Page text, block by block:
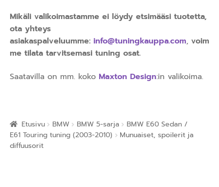
Mikäli valikoimastamme ei löydy etsimääsi tuotetta,
ota yhteys
asiakaspalveluumme: info@tuningkauppa.com, voim
me tilata tarvitsemasi tuning osat.
Saatavilla on mm. koko Maxton Design:in valikoima.
Etusivu BMW BMW 5-sarja
BMW E60 Sedan /
E61 Touring tuning (2003-2010)
Munuaiset, spoilerit ja
diffuusorit